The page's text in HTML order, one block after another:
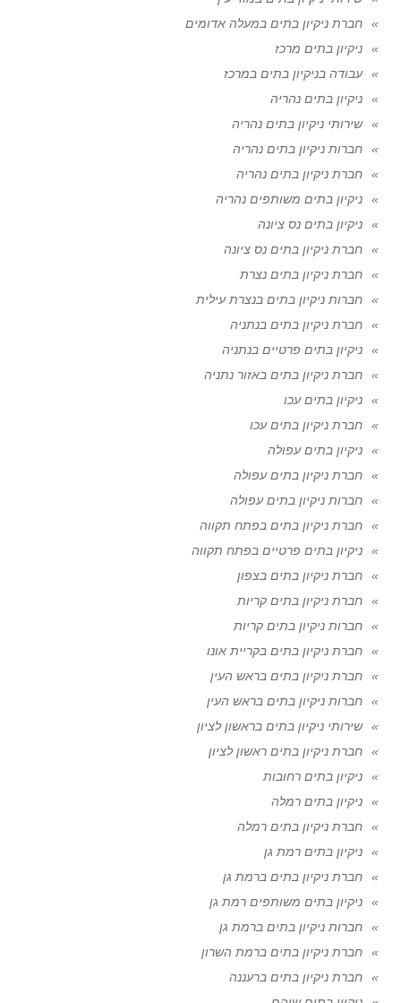
חברת ניקיון בתים במעלה אדומים
ניקיון בתים מרכז
עבודה בניקיון בתים במרכז
ניקיון בתים נהריה
שירותי ניקיון בתים נהריה
חברות ניקיון בתים נהריה
חברת ניקיון בתים נהריה
ניקיון בתים משותפים נהריה
ניקיון בתים נס ציונה
חברת ניקיון בתים נס ציונה
חברת ניקיון בתים נצרת
חברות ניקיון בתים בנצרת עילית
חברת ניקיון בתים בנתניה
ניקיון בתים פרטיים בנתניה
חברת ניקיון בתים באזור נתניה
ניקיון בתים עכו
חברת ניקיון בתים עכו
ניקיון בתים עפולה
חברת ניקיון בתים עפולה
חברות ניקיון בתים עפולה
חברת ניקיון בתים בפתח תקווה
ניקיון בתים פרטיים בפתח תקווה
חברת ניקיון בתים בצפון
חברת ניקיון בתים קריות
חברות ניקיון בתים קריות
חברת ניקיון בתים בקריית אונו
חברת ניקיון בתים בראש העין
חברות ניקיון בתים בראש העין
שירותי ניקיון בתים בראשון לציון
חברת ניקיון בתים ראשון לציון
ניקיון בתים רחובות
ניקיון בתים רמלה
חברת ניקיון בתים רמלה
ניקיון בתים רמת גן
חברת ניקיון בתים ברמת גן
ניקיון בתים משותפים רמת גן
חברות ניקיון בתים ברמת גן
חברת ניקיון בתים ברמת השרון
חברת ניקיון בתים ברעננה